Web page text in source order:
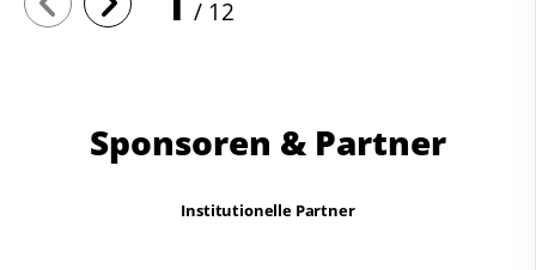
12
Sponsoren & Partner
Institutionelle Partner